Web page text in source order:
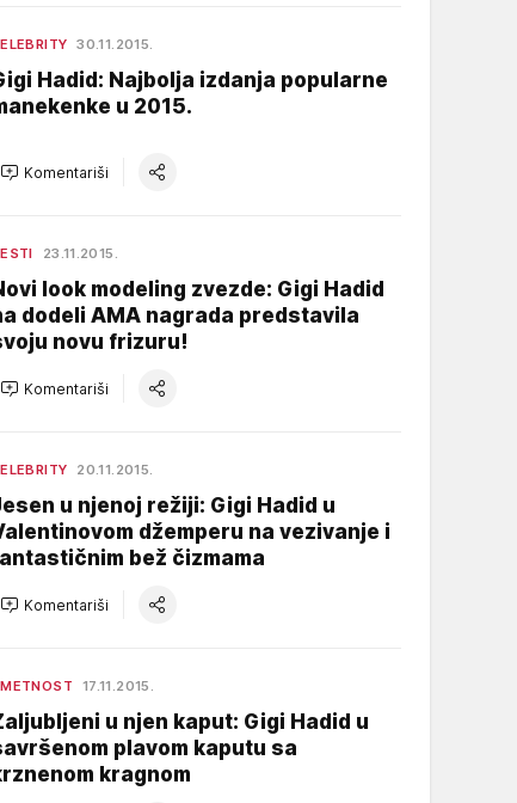
30.11.2015.
Hadid: Najbolja izdanja popularne
u 2015.
Komentariši
23.11.2015.
look modeling zvezde: Gigi Hadid
dodeli AMA nagrada predstavila
novu frizuru!
Komentariši
20.11.2015.
u njenoj režiji: Gigi Hadid u
džemperu na vezivanje i
bež čizmama
Komentariši
17.11.2015.
u njen kaput: Gigi Hadid u
plavom kaputu sa
kragnom